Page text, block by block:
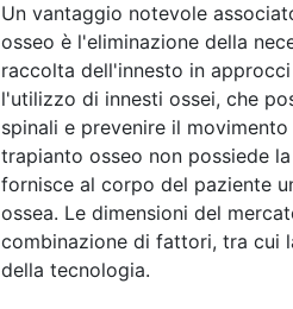
Un vantaggio notevole
osseo è l'eliminazione della
raccolta dell'innesto in
l'utilizzo di innesti ossei, che
spinali e prevenire il
trapianto osseo non possiede
fornisce al corpo del paziente
ossea. Le dimensioni del
combinazione di fattori, tra cui
della tecnologia.